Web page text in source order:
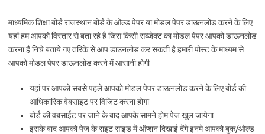
माध्यमिक शिक्षा बोर्ड राजस्थान बोर्ड के ओल्ड पेपर या मोडल पेपर डाऊनलोड करने के लिए
यहां हम आपको विस्तार से बता रहे है जिस किसी सब्जेक्ट का मोडल पेपर आपको डाऊनलोड
करना है निचे बताये गए तरिके से आप डाउनलोड कर सकती है हमारी पोस्ट के माध्यम से
आपको मोडल पेपर डाऊनलोड करने में आसानी होगी
यहां पर आपको सबसे पहले आपको मोडल पेपर डाऊनलोड करने के लिए बोर्ड की
आधिकारिक वेबसाइट पर विजिट करना होगा
बोर्ड की वबसाईट पर जाने के बाद आपके सामने होम पेज खुल जायेगा
इसके बाद आपको पेज के राइट साइड में ऑप्शन दिखाई देंगे इनमे आपको बुक/ओल्ड